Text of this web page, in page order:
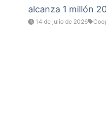
alcanza 1 millón
14 de julio de 2026